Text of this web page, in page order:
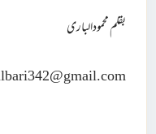
بقلم محمودالباری